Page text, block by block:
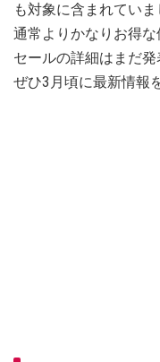
も対象に含まれてい
通常よりかなりお得
セールの詳細はまだ
ぜひ3月頃に最新情報